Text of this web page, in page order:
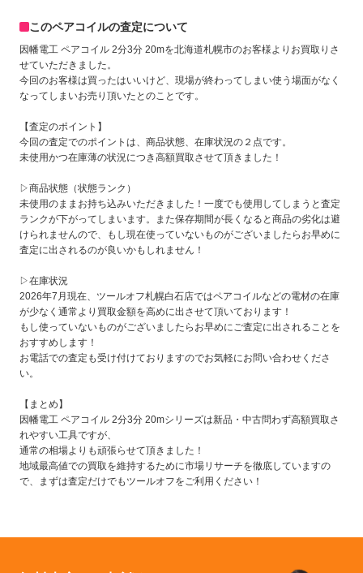
このペアコイルの査定について
因幡電工 ペアコイル 2分3分 20mを北海道札幌市のお客様よりお買取りさ
せていただきました。
今回のお客様は買ったはいいけど、現場が終わってしまい使う場面がなく
なってしまいお売り頂いたとのことです。
【査定のポイント】
今回の査定でのポイントは、商品状態、在庫状況の２点です。
未使用かつ在庫薄の状況につき高額買取させて頂きました！
▷商品状態（状態ランク）
未使用のままお持ち込みいただきました！一度でも使用してしまうと査定
ランクが下がってしまいます。また保存期間が長くなると商品の劣化は避
けられませんので、もし現在使っていないものがございましたらお早めに
査定に出されるのが良いかもしれません！
▷在庫状況
2026年7月現在、ツールオフ札幌白石店ではペアコイルなどの電材の在庫
が少なく通常より買取金額を高めに出させて頂いております！
もし使っていないものがございましたらお早めにご査定に出されることを
おすすめします！
お電話での査定も受け付けておりますのでお気軽にお問い合わせくださ
い。
【まとめ】
因幡電工 ペアコイル 2分3分 20mシリーズは新品・中古問わず高額買取さ
れやすい工具ですが、
通常の相場よりも頑張らせて頂きました！
地域最高値での買取を維持するために市場リサーチを徹底していますの
で、まずは査定だけでもツールオフをご利用ください！